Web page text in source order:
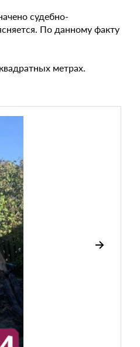
судебно-
По данному факту
метрах.